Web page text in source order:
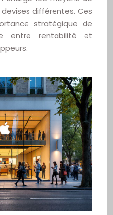
différentes. Ces
stratégique de
entre rentabilité et